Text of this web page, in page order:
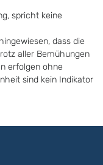
spricht keine
dass die
aller Bemühungen
erfolgen ohne
sind kein Indikator